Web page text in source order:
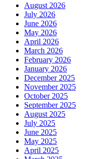
August 2026
July 2026
June 2026
May 2026
April 2026
March 2026
February 2026
January 2026
December 2025
November 2025
October 2025
September 2025
August 2025
July 2025
June 2025
May 2025
April 2025